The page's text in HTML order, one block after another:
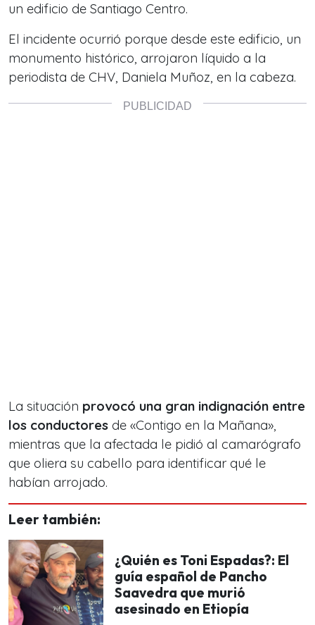
un edificio de Santiago Centro.
El incidente ocurrió porque desde este edificio, un
monumento histórico, arrojaron líquido a la
periodista de CHV, Daniela Muñoz, en la cabeza.
La situación provocó una gran indignación entre
los conductores de «Contigo en la Mañana»,
mientras que la afectada le pidió al camarógrafo
que oliera su cabello para identificar qué le
habían arrojado.
Leer también:
¿Quién es Toni Espadas?: El
guía español de Pancho
Saavedra que murió
asesinado en Etiopía